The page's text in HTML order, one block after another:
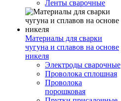
Ленты сварочные
Материалы для сварки
чугуна и сплавов на основе
никеля
Электроды сварочные
Проволока сплошная
Проволока
порошковая